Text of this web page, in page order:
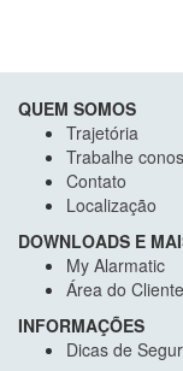
QUEM SOMOS
Trajetória
Trabalhe
Contato
Localização
DOWNLOADS E
My Alarmatic
Área do Cliente
INFORMAÇÕES
Dicas de